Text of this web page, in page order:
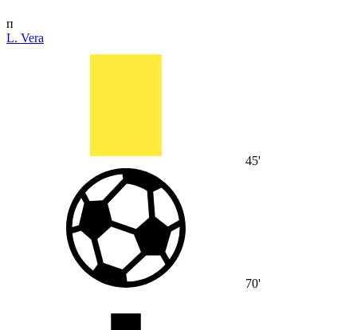
п
L. Vera
45'
70'